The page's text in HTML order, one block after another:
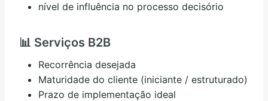
nível de influência no processo decisório
📊 Serviços B2B
Recorrência desejada
Maturidade do cliente (iniciante / estruturado)
Prazo de implementação ideal